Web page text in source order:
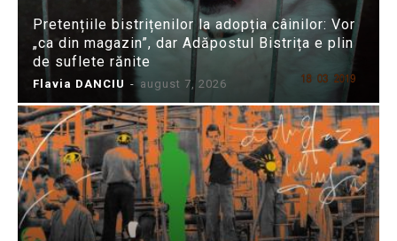
Pretențiile bistrițenilor la adopția câinilor: Vor
„ca din magazin”, dar Adăpostul Bistrița e plin
de suflete rănite
Flavia DANCIU - august 7, 2026